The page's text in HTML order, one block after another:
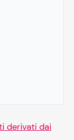
derivati dai